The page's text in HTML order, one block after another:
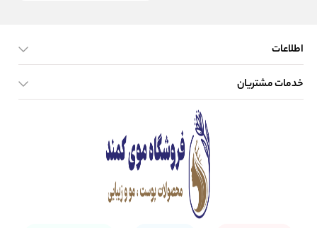
اطلاعات
صفحه اصلی
خدمات مشتریان